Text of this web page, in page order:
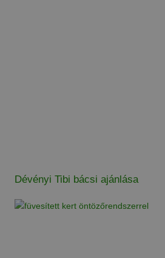
Dévényi Tibi bácsi ajánlása